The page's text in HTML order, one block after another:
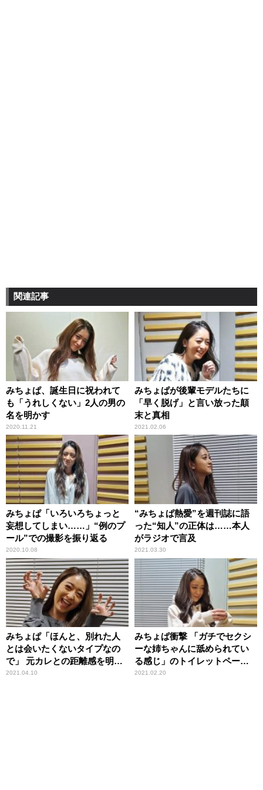
関連記事
みちょぱ、誕生日に祝われて
も「うれしくない」2人の男の
名を明かす
2020.11.21
みちょぱが後輩モデルたちに
「早く脱げ」と言い放った顛
末と真相
2021.02.06
みちょぱ「いろいろちょっと
妄想してしまい……」“例のプ
ール”での撮影を振り返る
2020.10.08
“みちょぱ熱愛”を週刊誌に語
った“知人”の正体は……本人
がラジオで言及
2021.03.30
みちょぱ「ほんと、別れた人
とは会いたくないタイプなの
で」 元カレとの距離感を明か
す
2021.04.10
みちょぱ衝撃 「ガチでセクシ
ーな姉ちゃんに舐められてい
る感じ」のトイレットペーパ
ーイラストを目にして
2021.02.20